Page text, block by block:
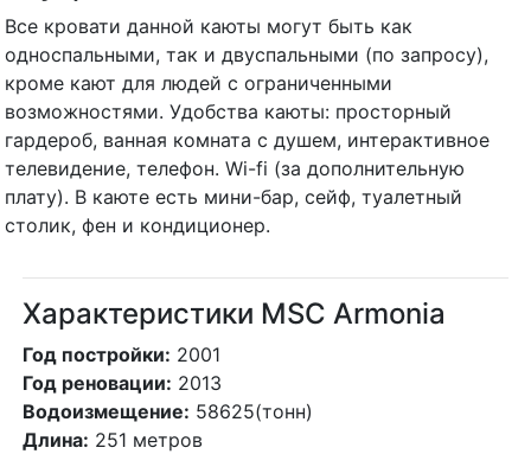
Внутренняя каюта Bella (IB)
Все кровати данной каюты могут быть как
односпальными, так и двуспальными (по запросу),
кроме кают для людей с ограниченными
возможностями. Удобства каюты: просторный
гардероб, ванная комната с душем, интерактивное
телевидение, телефон. Wi-fi (за дополнительную
столик, фен и кондиционер.
Характеристики MSC Armonia
Год постройки:2001
Год реновации:2013